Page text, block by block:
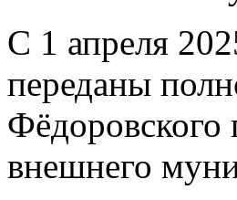
С 1 апреля
переданы
Фёдоровского
внешнего